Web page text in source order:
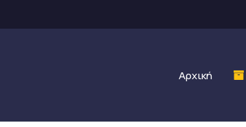
Αρχική